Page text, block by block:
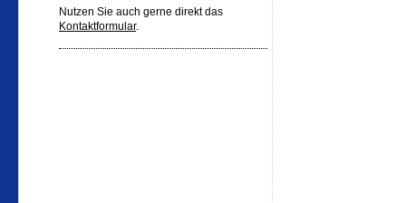
Nutzen Sie auch gerne direkt das
Kontaktformular.